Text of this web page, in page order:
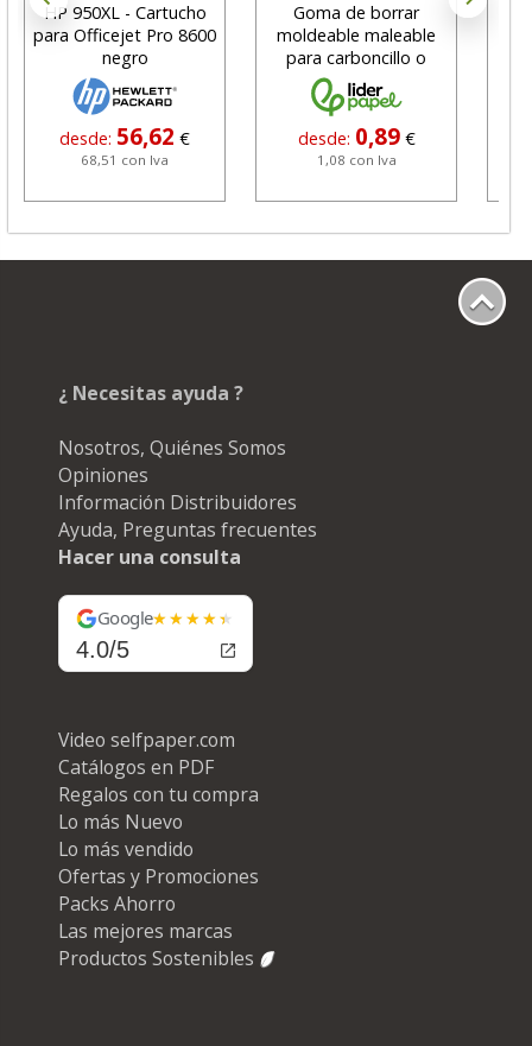
HP 950XL - Cartucho
para Officejet Pro 8600
negro
desde: 56,62 €
68,51 con Iva
Goma de borrar
moldeable maleable
para carboncillo o
grafito
desde: 0,89 €
1,08 con Iva
¿ Necesitas ayuda ?
Nosotros, Quiénes Somos
Opiniones
Información Distribuidores
Ayuda, Preguntas frecuentes
Hacer una consulta
Google
4.0/5
Video selfpaper.com
Catálogos en PDF
Regalos con tu compra
Lo más Nuevo
Lo más vendido
Ofertas y Promociones
Packs Ahorro
Las mejores marcas
Productos Sostenibles